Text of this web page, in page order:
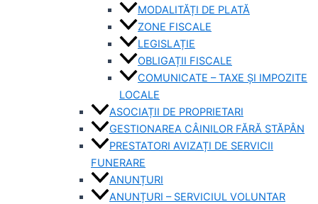
MODALITĂȚI DE PLATĂ
ZONE FISCALE
LEGISLAȚIE
OBLIGAȚII FISCALE
COMUNICATE – TAXE ȘI IMPOZITE
LOCALE
ASOCIAȚII DE PROPRIETARI
GESTIONAREA CÂINILOR FĂRĂ STĂPÂN
PRESTATORI AVIZAȚI DE SERVICII
FUNERARE
ANUNȚURI
ANUNȚURI – SERVICIUL VOLUNTAR